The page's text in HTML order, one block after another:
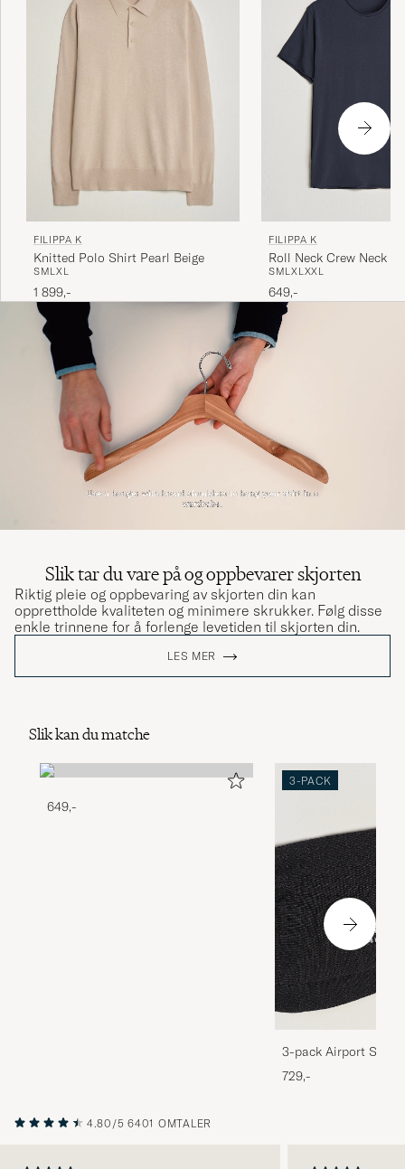
FILIPPA K
Knitted Polo Shirt Pearl Beige
SMLXL
1 899,-
FILIPPA K
Roll Neck Crew Neck
SMLXLXXL
649,-
Slik tar du vare på og oppbevarer skjorten
Riktig pleie og oppbevaring av skjorten din kan
opprettholde kvaliteten og minimere skrukker. Følg disse
enkle trinnene for å forlenge levetiden til skjorten din.
LES MER
Slik kan du matche
649,-
3-PACK
3-pack Airport
Melange
729,-
4.80/5 6401 OMTALER